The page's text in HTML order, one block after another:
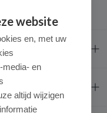
website
en, met uw
media- en
altijd wijzigen